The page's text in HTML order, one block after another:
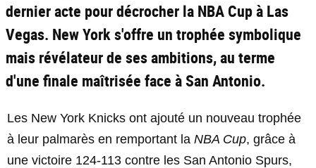
dernier acte pour décrocher la NBA Cup à Las
Vegas. New York s'offre un trophée symbolique
mais révélateur de ses ambitions, au terme
d'une finale maîtrisée face à San Antonio.
Les New York Knicks ont ajouté un nouveau trophée
à leur palmarès en remportant la NBA Cup, grâce à
une victoire 124-113 contre les San Antonio Spurs,